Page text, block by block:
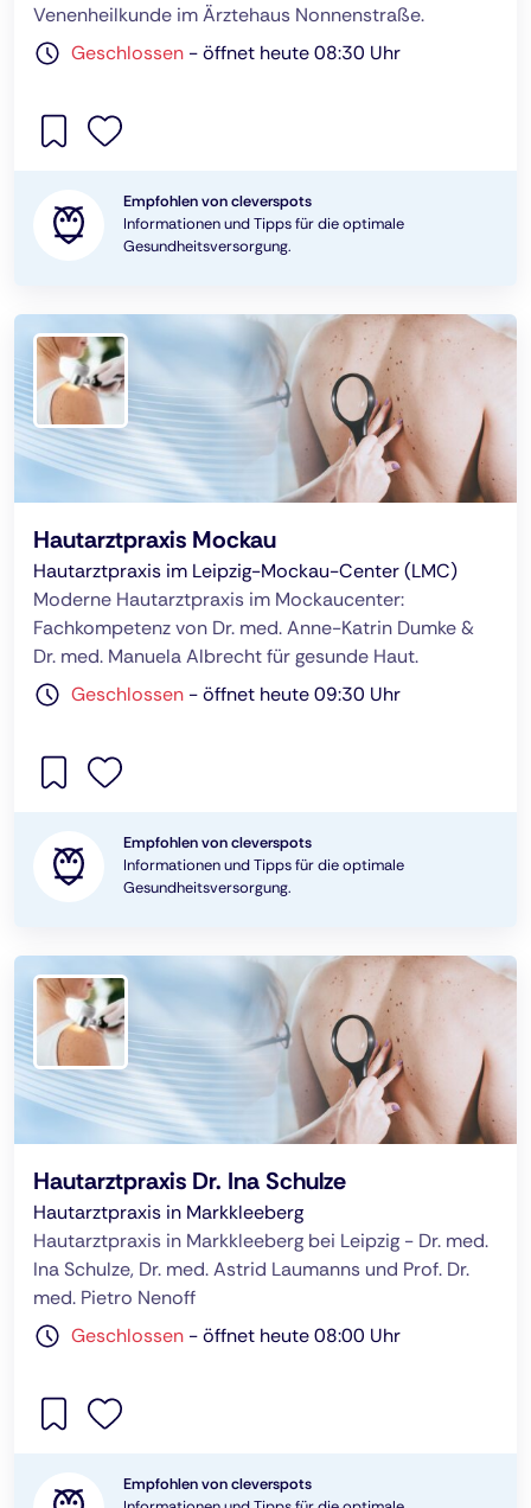
Venenheilkunde im Ärztehaus Nonnenstraße.
Geschlossen -öffnet heute 08:30 Uhr
Empfohlen von cleverspots
Informationen und Tipps für die optimale
Gesundheitsversorgung.
Hautarztpraxis Mockau
Hautarztpraxis im Leipzig-Mockau-Center (LMC)
Moderne Hautarztpraxis im Mockaucenter:
Fachkompetenz von Dr. med. Anne-Katrin Dumke &
Dr. med. Manuela Albrecht für gesunde Haut.
Geschlossen -öffnet heute 09:30 Uhr
Empfohlen von cleverspots
Informationen und Tipps für die optimale
Gesundheitsversorgung.
Hautarztpraxis Dr. Ina Schulze
Hautarztpraxis in Markkleeberg
Hautarztpraxis in Markkleeberg bei Leipzig - Dr. med.
Ina Schulze, Dr. med. Astrid Laumanns und Prof. Dr.
med. Pietro Nenoff
Geschlossen -öffnet heute 08:00 Uhr
Empfohlen von cleverspots